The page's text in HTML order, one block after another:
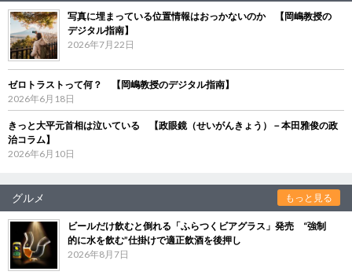
写真に埋まっている位置情報はおっかないのか 【岡嶋教授の
デジタル指南】
2026年7月22日
ゼロトラストって何？ 【岡嶋教授のデジタル指南】
2026年6月18日
きっと大平元首相は泣いている 【政眼鏡（せいがんきょう）－本田雅俊の政
治コラム】
2026年6月10日
グルメ もっと見る
ビールだけ飲むと倒れる「ふらつくビアグラス」発売 “強制
的に水を飲む”仕掛けで適正飲酒を後押し
2026年8月7日